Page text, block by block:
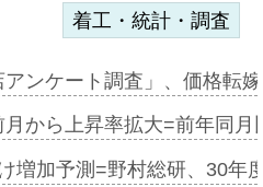
着工・統計・調査
ンケート調査」、価格転
月から上昇率拡大=前年同
増加予測=野村総研、30年